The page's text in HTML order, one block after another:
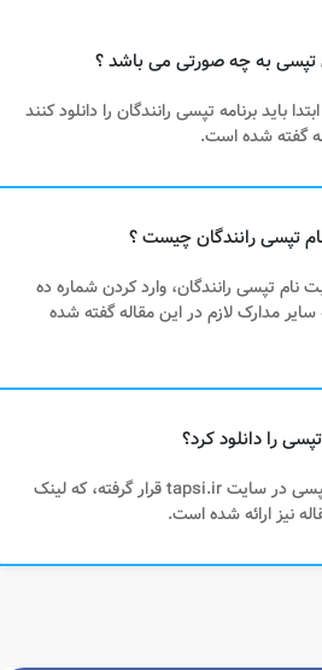
باید برنامه تپسی رانندگان را دانلود کنند
گفته شده است.
نام تپسی رانندگان، وارد کردن شماره ده
مدارک لازم در این مقاله گفته شده
✔️ لینک های دانلود برنامه تپسی در سایت tapsi.ir قرار گرفته، که لینک
نیز ارائه شده است.